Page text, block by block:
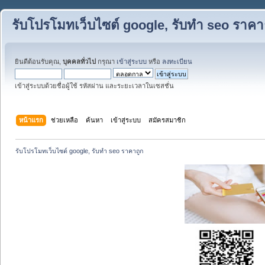
รับโปรโมทเว็บไซต์ google, รับทำ seo ราค
ยินดีต้อนรับคุณ, บุคคลทั่วไป กรุณา เข้าสู่ระบบ หรือ ลงทะเบียน
เข้าสู่ระบบด้วยชื่อผู้ใช้ รหัสผ่าน และระยะเวลาในเซสชั่น
หน้าแรก ช่วยเหลือ ค้นหา เข้าสู่ระบบ สมัครสมาชิก
รับโปรโมทเว็บไซต์ google, รับทำ seo ราคาถูก